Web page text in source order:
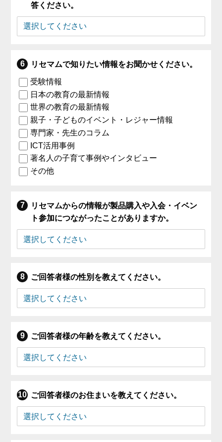
答ください。
リセマムで知りたい情報をお聞かせください。
受験情報
日本の教育の最新情報
世界の教育の最新情報
親子・子どものイベント・レジャー情報
専門家・先生のコラム
ICT活用事例
著名人の子育て事例やインタビュー
その他
リセマムからの情報が製品購入や入会・イベン
ト参加につながったことがありますか。
ご回答者様の性別を教えてください。
ご回答者様の年齢を教えてください。
ご回答者様のお住まいを教えてください。